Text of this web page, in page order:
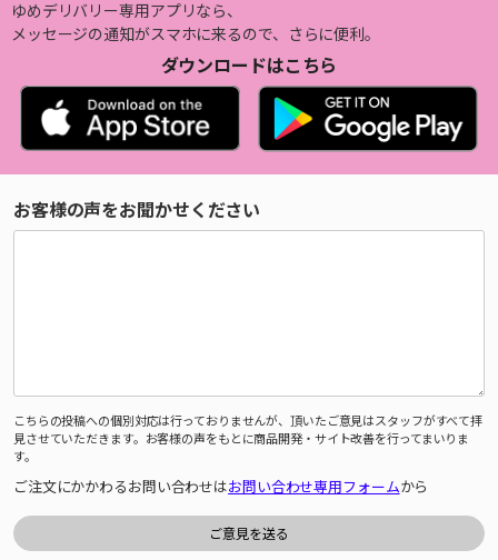
ゆめデリバリー専用アプリなら、
メッセージの通知がスマホに来るので、さらに便利。
ダウンロードはこちら
お客様の声をお聞かせください
こちらの投稿への個別対応は行っておりませんが、頂いたご意見はスタッフがすべて拝
見させていただきます。お客様の声をもとに商品開発・サイト改善を行ってまいりま
す。
ご注文にかかわるお問い合わせはお問い合わせ専用フォームから